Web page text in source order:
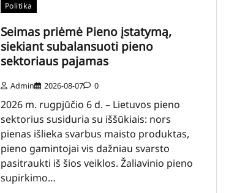
Politika
Seimas priėmė Pieno įstatymą,
siekiant subalansuoti pieno
sektoriaus pajamas
Admin 2026-08-07 0
2026 m. rugpjūčio 6 d. – Lietuvos pieno
sektorius susiduria su iššūkiais: nors
pienas išlieka svarbus maisto produktas,
pieno gamintojai vis dažniau svarsto
pasitraukti iš šios veiklos. Žaliavinio pieno
supirkimo…